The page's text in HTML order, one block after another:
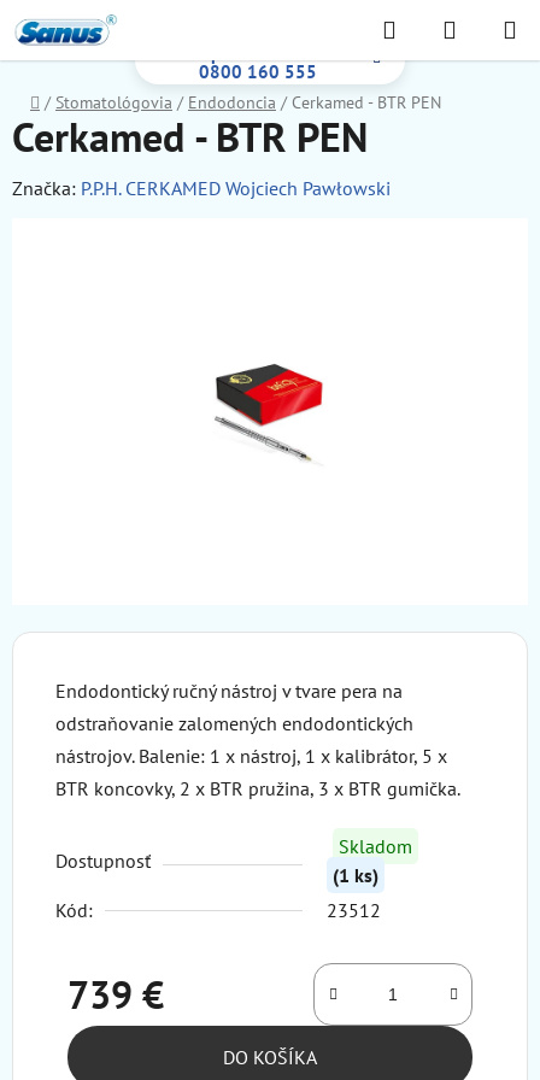
na
obsah
0800 160 555
Hľadať
KOŠÍK
Domov
/ Stomatológovia / Endodoncia / Cerkamed - BTR PEN
Endodontický ručný nástroj v tvare pera na
odstraňovanie zalomených endodontických
nástrojov. Balenie: 1 x nástroj, 1 x kalibrátor, 5 x
BTR koncovky, 2 x BTR pružina, 3 x BTR gumička.
Dostupnosť
Skladom
(1 ks)
Kód:
23512
739 €
Jednotková cena:
DO KOŠÍKA
Cerkamed - BTR PEN
Značka: P.P.H. CERKAMED Wojciech Pawłowski